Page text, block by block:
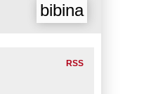
bibina
RSS